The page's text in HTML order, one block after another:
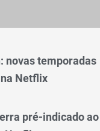
novas temporadas
Netflix
pré-indicado ao